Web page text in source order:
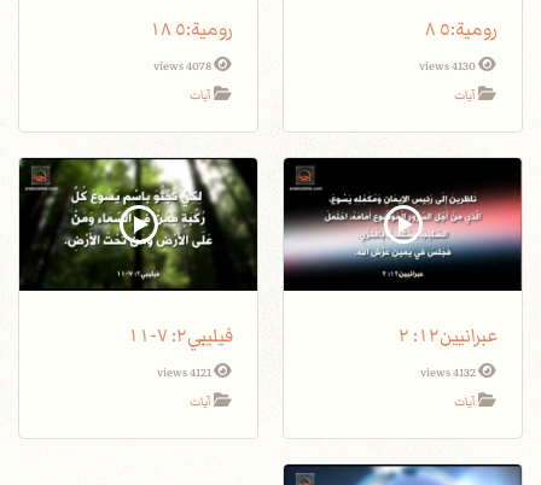
رومية٥‫:‬ ٨
4130 views
آيات
4078 views
آيات
عبرانيين١٢: ٢
4132 views
آيات
فيليبي٢: ٧-١١
4121 views
آيات